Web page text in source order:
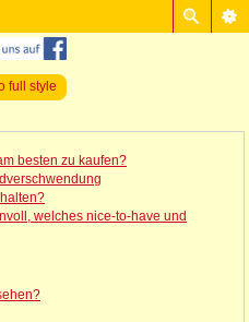
full style
besten zu kaufen?
welches nice-to-have und